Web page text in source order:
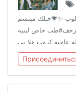
✨💗خـلك مبتسم
خاص لبنيه
عاجبه كروب هلا بي
ماعاجبه الله ويااا